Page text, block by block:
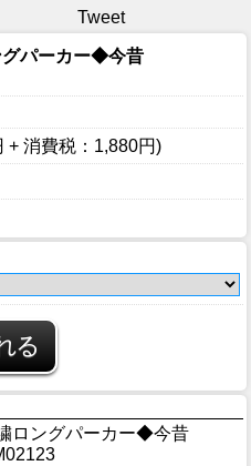
Tweet
グパーカー◆今昔
+ 消費税：1,880円)
ロングパーカー◆今昔